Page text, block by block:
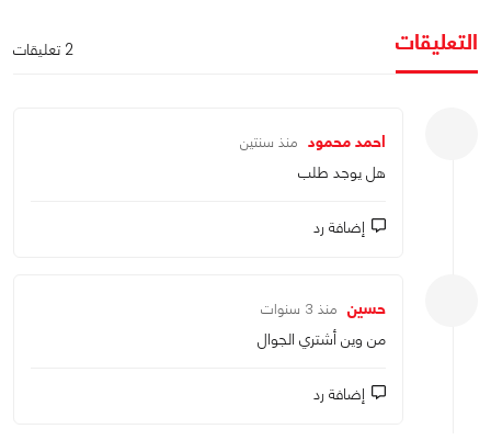
التعليقات 2 تعليقات
احمد محمود منذ سنتين
هل يوجد طلب
إضافة رد
حسين منذ 3 سنوات
من وين أشتري الجوال
إضافة رد